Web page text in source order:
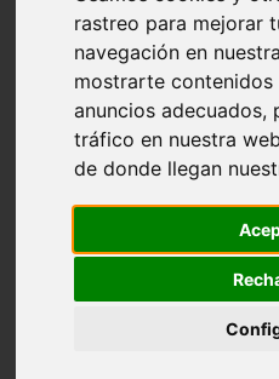
rastreo para mejorar
navegación en
mostrarte
anuncios adecuados,
tráfico en nuestra
de donde llegan
Madrid - pozuelo-de-alarcón
Teruel - sarrión
Cádiz - algodonales
Illes-balears - inca
Madrid - madrid
Málaga - torremolinos
Asturias - oviedo
Cádiz - el-puerto-de-santa-
Málaga - marbella
Barcelona - barcelona